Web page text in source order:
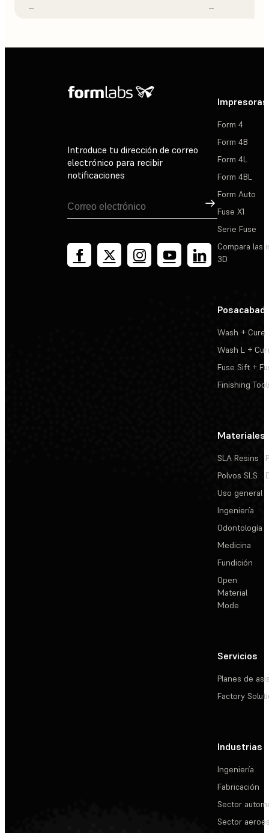
– –
Introduce tu dirección de correo
electrónico para recibir
notificaciones
Suscribirse
Impresoras
Form 4
Form 4B
Form 4L
Form 4BL
Form Auto
Fuse X1
Serie Fuse
Compara las
3D
Wash + Cure
Wash L +
Fuse Sift +
Finishing
Materiales
SLA Resins
Polvos SLS
Uso general
Ingeniería
Odontología
Medicina
Fundición
Open
Material
Mode
Servicios
Planes de
Factory
Industrias
Ingeniería
Fabricación
Sector
Sector